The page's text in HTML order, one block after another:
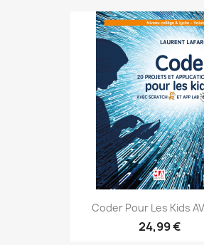
Coder Pour Les Kids
24,99 €